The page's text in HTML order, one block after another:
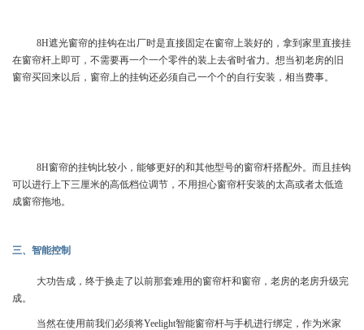
8H遮光窗帘的挂钩在出厂时是直接固定在窗帘上装好的，拿到家里直接挂
在窗帘杆上即可，不需要再一个一个零件的装上去省时省力。想当初老房的旧
窗帘买回来以后，窗帘上的挂钩还必须自己一个个的自行安装，相当费事。
8H窗帘的挂钩比较小，能够更好的和其他型号的窗帘杆搭配外。而且挂钩
可以进行上下三厘米的高低档位调节，不用担心窗帘杆安装的太高或者太低造
成窗帘拖地。
三、智能控制
大功告成，终于换走了以前那套难用的窗帘杆和窗帘，老房的老房升级完
成。
当然在使用前我们必须将Yeelight智能窗帘杆与手机进行绑定，作为米家